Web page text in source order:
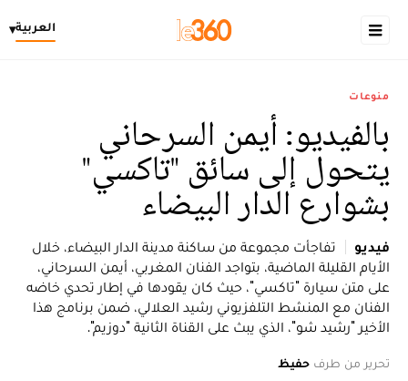
العربية▾
منوعات
بالفيديو: أيمن السرحاني
يتحول إلى سائق "تاكسي"
بشوارع الدار البيضاء
فيديو
تفاجأت مجموعة من ساكنة مدينة الدار البيضاء، خلال
الأيام القليلة الماضية، بتواجد الفنان المغربي، أيمن السرحاني،
على متن سيارة "تاكسي"، حيث كان يقودها في إطار تحدي خاضه
الفنان مع المنشط التلفزيوني رشيد العلالي، ضمن برنامج هذا
الأخير "رشيد شو"، الذي يبث على القناة الثانية "دوزيم".
تحرير من طرف حفيظ